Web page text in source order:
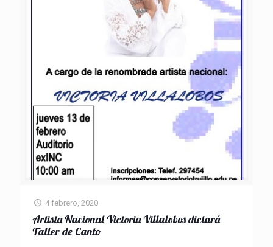
4 febrero, 2020
Artista Nacional Victoria Villalobos dictará
Taller de Canto